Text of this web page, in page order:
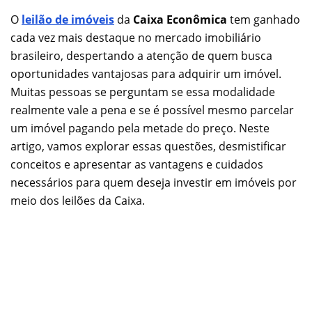
O leilão de imóveis da Caixa Econômica tem ganhado
cada vez mais destaque no mercado imobiliário
brasileiro, despertando a atenção de quem busca
oportunidades vantajosas para adquirir um imóvel.
Muitas pessoas se perguntam se essa modalidade
realmente vale a pena e se é possível mesmo parcelar
um imóvel pagando pela metade do preço. Neste
artigo, vamos explorar essas questões, desmistificar
conceitos e apresentar as vantagens e cuidados
necessários para quem deseja investir em imóveis por
meio dos leilões da Caixa.